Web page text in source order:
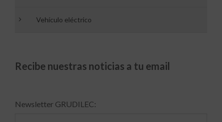
Vehículo eléctrico
Recibe nuestras noticias a tu email
Newsletter GRUDILEC: